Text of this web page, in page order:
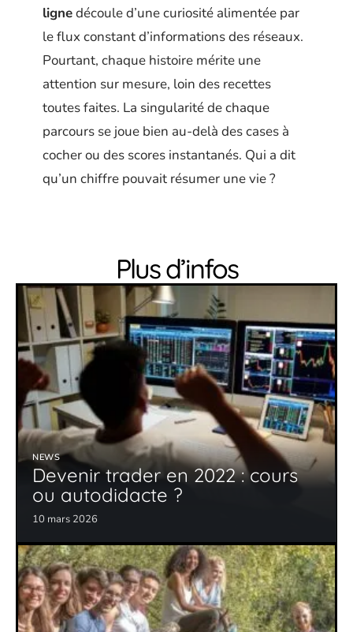
lignedécoule d’une curiosité alimentée par
le flux constant d’informations des réseaux.
Pourtant, chaque histoire mérite une
attention sur mesure, loin des recettes
toutes faites. La singularité de chaque
parcours se joue bien au-delà des cases à
cocher ou des scores instantanés. Qui a dit
qu’un chiffre pouvait résumer une vie ?
Plus d’infos
NEWS
Devenir trader en 2022 : cours
ou autodidacte ?
10 mars 2026